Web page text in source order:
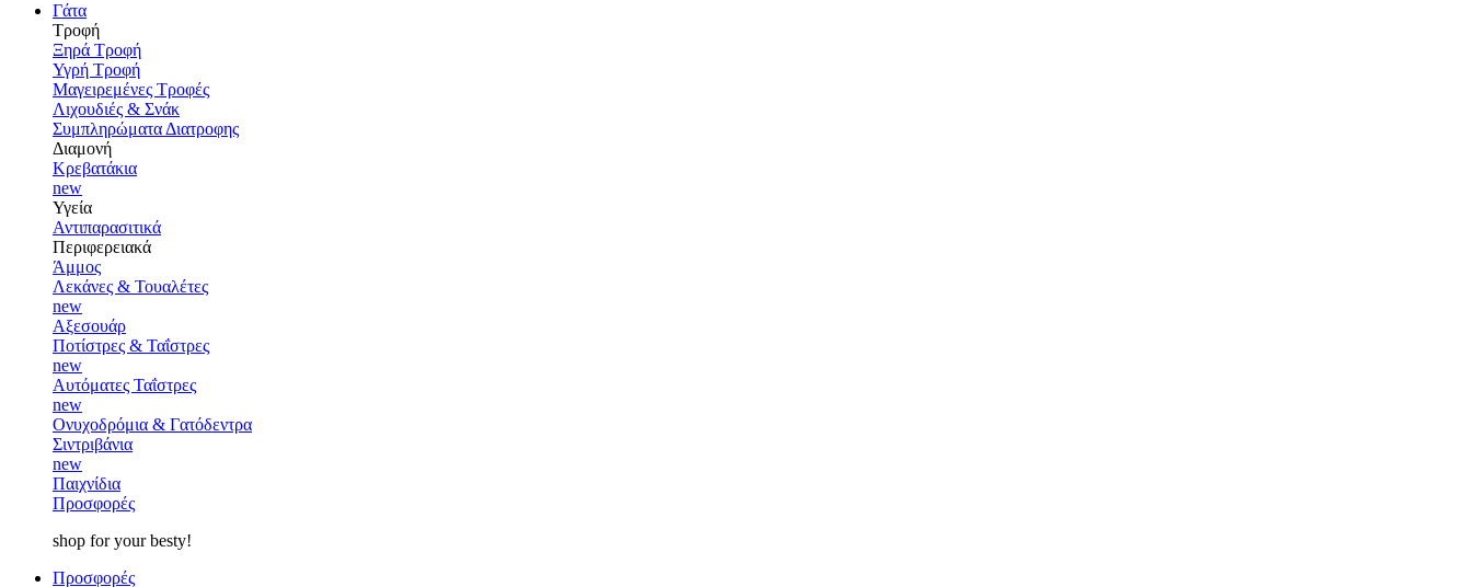
Γάτα
Τροφή
Ξηρά Τροφή
Υγρή Τροφή
Μαγειρεμένες Τροφές
Λιχουδιές & Σνάκ
Συμπληρώματα Διατροφης
Διαμονή
Κρεβατάκια
new
Υγεία
Αντιπαρασιτικά
Περιφερειακά
Άμμος
Λεκάνες & Τουαλέτες
new
Αξεσουάρ
Ποτίστρες & Ταΐστρες
new
Αυτόματες Ταΐστρες
new
Ονυχοδρόμια & Γατόδεντρα
Σιντριβάνια
new
Παιχνίδια
Προσφορές
shop for your besty!
Προσφορές